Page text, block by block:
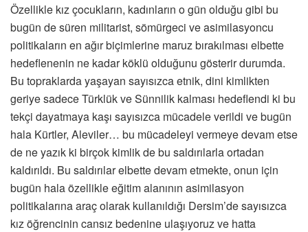
Özellikle kız çocukların, kadınların o gün olduğu gibi bu
bugün de süren militarist, sömürgeci ve asimilasyoncu
politikaların en ağır biçimlerine maruz bırakılması elbette
hedeflenenin ne kadar köklü olduğunu gösterir durumda.
Bu topraklarda yaşayan sayısızca etnik, dini kimlikten
geriye sadece Türklük ve Sünnilik kalması hedeflendi ki bu
tekçi dayatmaya kaşı sayısızca mücadele verildi ve bugün
hala Kürtler, Aleviler… bu mücadeleyi vermeye devam etse
de ne yazık ki birçok kimlik de bu saldırılarla ortadan
kaldırıldı. Bu saldırılar elbette devam etmekte, onun için
bugün hala özellikle eğitim alanının asimilasyon
politikalarına araç olarak kullanıldığı Dersim’de sayısızca
kız öğrencinin cansız bedenine ulaşıyoruz ve hatta